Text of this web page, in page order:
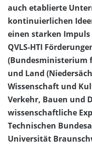
auch etablierte
kontinuierlichen
einen starken
QVLS-HTI
(Bundesministerium
und Land
Wissenschaft und
Verkehr, Bauen und
wissenschaftliche
Technischen
Universität